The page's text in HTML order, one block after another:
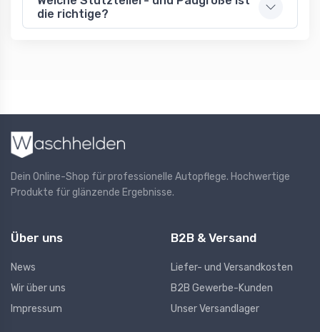
die richtige?
Dein Online-Shop für professionelle Autopflege. Hochwertige
Produkte für glänzende Ergebnisse.
Über uns
News
Wir über uns
Impressum
B2B & Versand
Liefer- und Versandkosten
B2B Gewerbe-Kunden
Unser Versandlager